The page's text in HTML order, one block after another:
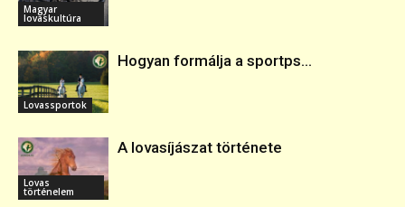
Magyar
lovaskultúra
Lovassportok
Hogyan formálja a sportps...
Lovas
történelem
A lovasíjászat története